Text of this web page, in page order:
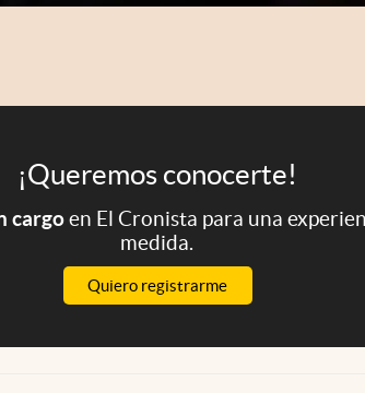
¡Queremos conocerte!
cargoen El Cronista para una
medida.
Quiero registrarme